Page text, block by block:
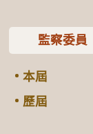
監察委員
本屆
歷屆